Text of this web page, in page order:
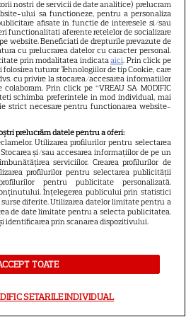
pentru femei
GSP
mondene
Avantaje
Elle
Unica
practice
NE PE
– Toate Drepturile rezervate
nostri de servicii de date analitice) prelucram
ului sa functioneze, pentru a personaliza
afisate in functie de interesele si/sau
functionalitati aferente retelelor de socializare
website. Beneficiati de drepturile prevazute de
cu prelucrarea datelor cu caracter personal.
prin modalitatea indicataaici. Prin click pe
folosirea tuturor Tehnologiilor de tip Cookie, care
cu privire la stocarea/accesarea informatiilor
Prin click pe “VREAU SA MODIFIC
schimba preferintele in mod individual, mai
strict necesare pentru functionarea website-
prelucrăm datele pentru a oferi:
Utilizarea profilurilor pentru selectarea
și/sau accesarea informațiilor de pe un
serviciilor. Crearea profilurilor de
profilurilor pentru selectarea publicității
pentru publicitate personalizată.
Înțelegerea publicului prin statistici
diferite. Utilizarea datelor limitate pentru a
de date limitate pentru a selecta publicitatea.
identificarea prin scanarea dispozitivului.
TOATE
SETARILE INDIVIDUAL